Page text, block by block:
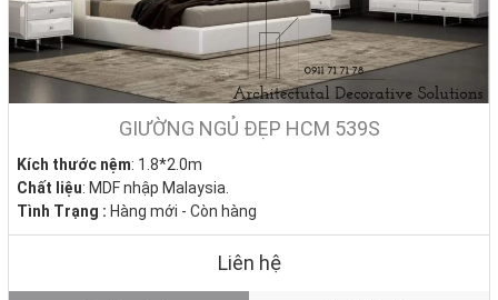
GIƯỜNG NGỦ ĐẸP HCM 539S
Kích thước nệm: 1.8*2.0m
Chất liệu: MDF nhập Malaysia.
Tình Trạng : Hàng mới - Còn hàng
Liên hệ